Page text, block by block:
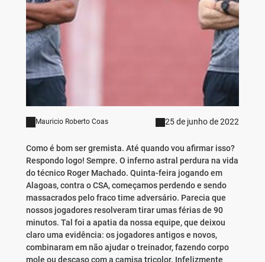
Mauricio Roberto Coas 25 de junho de 2022
Como é bom ser gremista. Até quando vou afirmar isso?
Respondo logo! Sempre. O inferno astral perdura na vida
do técnico Roger Machado. Quinta-feira jogando em
Alagoas, contra o CSA, começamos perdendo e sendo
massacrados pelo fraco time adversário. Parecia que
nossos jogadores resolveram tirar umas férias de 90
minutos. Tal foi a apatia da nossa equipe, que deixou
claro uma evidência: os jogadores antigos e novos,
combinaram em não ajudar o treinador, fazendo corpo
mole ou descaso com a camisa tricolor. Infelizmente